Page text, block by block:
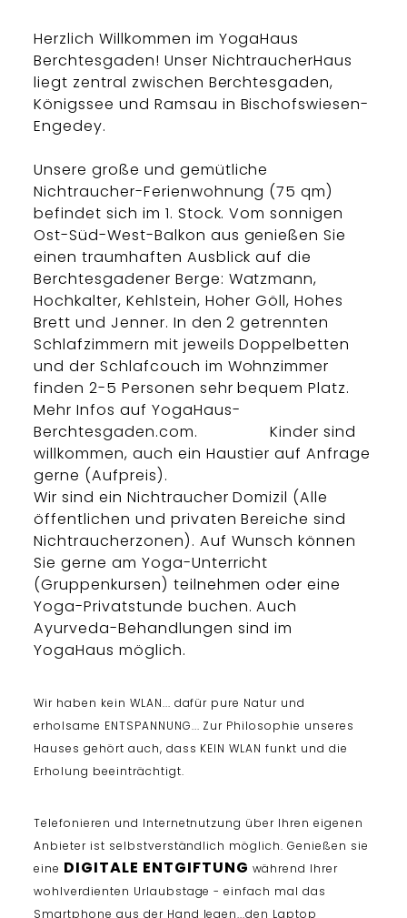
Herzlich Willkommen im YogaHaus
Berchtesgaden! Unser NichtraucherHaus
liegt zentral zwischen Berchtesgaden,
Königssee und Ramsau in Bischofswiesen-
Engedey.
Unsere große und gemütliche
Nichtraucher-Ferienwohnung (75 qm)
befindet sich im 1. Stock. Vom sonnigen
Ost-Süd-West-Balkon aus genießen Sie
einen traumhaften Ausblick auf die
Berchtesgadener Berge: Watzmann,
Hochkalter, Kehlstein, Hoher Göll, Hohes
Brett und Jenner. In den 2 getrennten
Schlafzimmern mit jeweils Doppelbetten
und der Schlafcouch im Wohnzimmer
finden 2-5 Personen sehr bequem Platz.
Mehr Infos auf YogaHaus-
Berchtesgaden.com. Kinder sind
willkommen, auch ein Haustier auf Anfrage
gerne (Aufpreis).
Wir sind ein Nichtraucher Domizil (Alle
öffentlichen und privaten Bereiche sind
Nichtraucherzonen). Auf Wunsch können
Sie gerne am Yoga-Unterricht
(Gruppenkursen) teilnehmen oder eine
Yoga-Privatstunde buchen. Auch
Ayurveda-Behandlungen sind im
YogaHaus möglich.
Wir haben kein WLAN... dafür pure Natur und
erholsame ENTSPANNUNG... Zur Philosophie unseres
Hauses gehört auch, dass KEIN WLAN funkt und die
Erholung beeinträchtigt.
Telefonieren und Internetnutzung über Ihren eigenen
Anbieter ist selbstverständlich möglich. Genießen sie
eine DIGITALE ENTGIFTUNG während Ihrer
wohlverdienten Urlaubstage - einfach mal das
Smartphone aus der Hand legen...den Laptop